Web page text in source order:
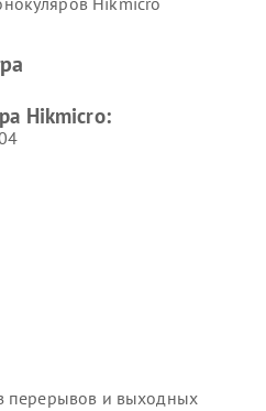
Hikmicro:
перерывов и выходных